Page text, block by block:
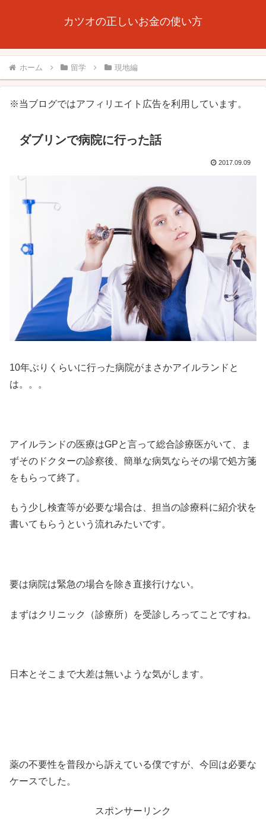
カツオの正しいお金の使い方
ホーム 留学 現地編
※当ブログではアフィリエイト広告を利用しています。
ダブリンで病院に行った話
2017.09.09
10年ぶりくらいに行った病院がまさかアイルランドと
は。。。
アイルランドの医療はGPと言って総合診療医がいて、ま
ずそのドクターの診察後、簡単な病気ならその場で処方箋
をもらって終了。
もう少し検査等が必要な場合は、担当の診療科に紹介状を
書いてもらうという流れみたいです。
要は病院は緊急の場合を除き直接行けない。
まずはクリニック（診療所）を受診しろってことですね。
日本とそこまで大差は無いような気がします。
薬の不要性を普段から訴えている僕ですが、今回は必要な
ケースでした。
スポンサーリンク